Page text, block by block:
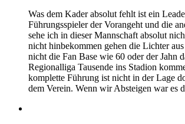
Was dem Kader absolut fehlt ist ein
Führungsspieler der Vorangeht und die
sehe ich in dieser Mannschaft absolut
nicht hinbekommen gehen die Lichter
nicht die Fan Base wie 60 oder der Jahn
Regionalliga Tausende ins Stadion
komplette Führung ist nicht in der Lage
dem Verein. Wenn wir Absteigen war es